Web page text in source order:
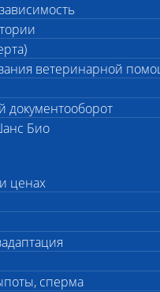
ветеринарной
документооборот
Био
ценах
сперма
собак
Цена, руб.